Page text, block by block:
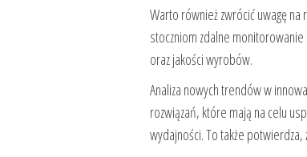
Warto również zwrócić uwagę
stoczniom zdalne
oraz jakości wyrobów.
Analiza nowych trendów w
rozwiązań, które mają na celu
wydajności. To także